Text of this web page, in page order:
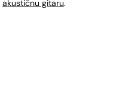
akustičnu gitaru.